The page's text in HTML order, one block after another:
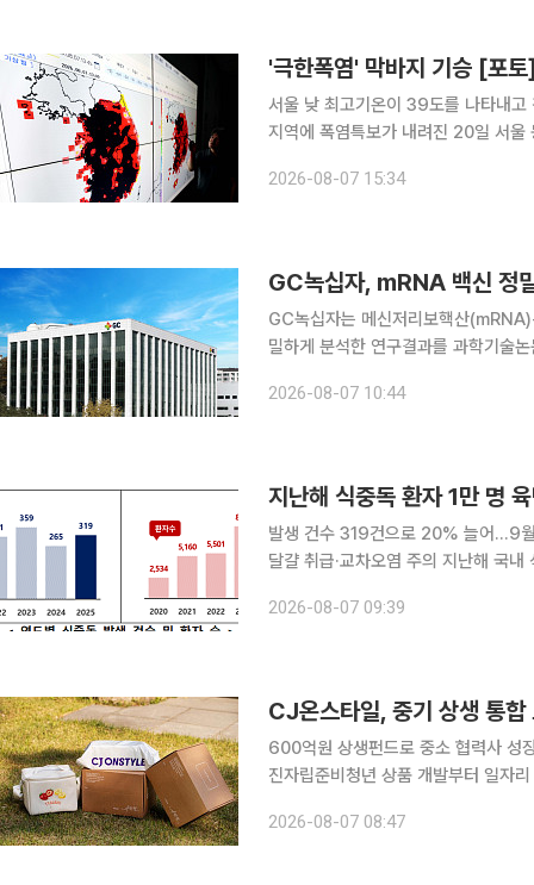
'극한폭염' 막바지 기승 [포
서울 낮 최고기온이 39도를 나타내
지역에 폭염특보가 내려진 20일 서울
게 표시된다.
2026-08-07 15:34
GC녹십자, mRNA 백신 정
GC녹십자는 메신저리보핵산
밀하게 분석한 연구결과를 과학기술
속한 개발과 배포가 가능한 혁신적 모
2026-08-07 10:44
지난해 식중독 환자 1만 명
발생 건수 319건으로 20% 늘어…9
달걀 취급·교차오염 주의 지난해 국내 식중독 발생 건수와 환자 수가 모두 증가한 것으로 나타났다.
2026-08-07 09:39
CJ온스타일, 중기 상생 통합
600억원 상생펀드로 중소 협력사 성
진자립준비청년 상품 개발부터 일자리 경험까지 제공 CJ온스타일이
600억원 규모의 상생펀드를 운영하
2026-08-07 08:47